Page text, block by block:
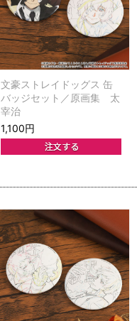
文豪ストレイドッグス 缶
バッジセット／原画集 太
宰治
1,100円